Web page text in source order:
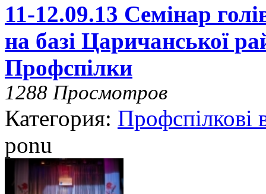
11-12.09.13 Семінар
на базі Царичанської
Профспілки
1288 Просмотров
Категория: Профспілкові
ponu